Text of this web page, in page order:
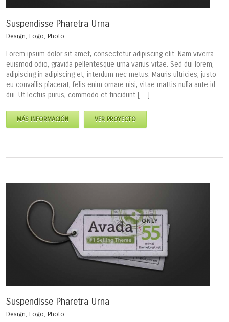
Suspendisse Pharetra Urna
Design, Logo, Photo
Lorem ipsum dolor sit amet, consectetur adipiscing elit. Nam viverra
euismod odio, gravida pellentesque urna varius vitae. Sed dui lorem,
adipiscing in adipiscing et, interdum nec metus. Mauris ultricies, justo
eu convallis placerat, felis enim ornare nisi, vitae mattis nulla ante id
dui. Ut lectus purus, commodo et tincidunt […]
MÁS INFORMACIÓN VER PROYECTO
Suspendisse Pharetra Urna
Design, Logo, Photo